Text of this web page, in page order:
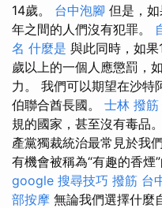
14歲。 台中泡腳 但是，
年之間的人們沒有犯罪。
名 什麼是 與此同時，如
歲以上的一個人應懲罰，
力。 我們可以期望在沙特
伯聯合酋長國。 士林 撥筋
規的國家，甚至沒有毒品。
產黨獨裁統治最常見於我
有機會被稱為“有趣的香煙
google 搜尋技巧 撥筋 台
部按摩 無論我們選擇什麼